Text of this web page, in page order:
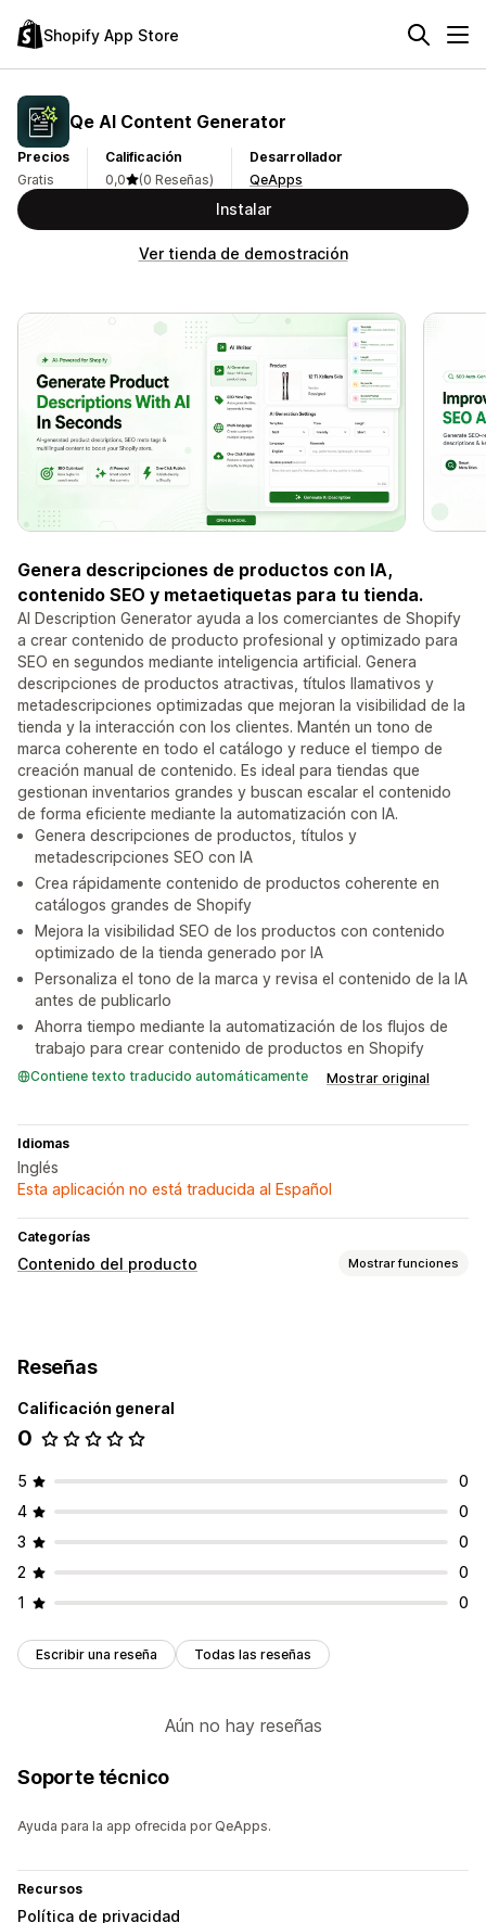
Shopify App Store
Qe AI Content Generator
Precios
Gratis
Calificación
0,0
(0 Reseñas)
Desarrollador
QeApps
Instalar
Ver tienda de demostración
Genera descripciones de productos con IA,
contenido SEO y metaetiquetas para tu tienda.
AI Description Generator ayuda a los comerciantes de Shopify
a crear contenido de producto profesional y optimizado para
SEO en segundos mediante inteligencia artificial. Genera
descripciones de productos atractivas, títulos llamativos y
metadescripciones optimizadas que mejoran la visibilidad de la
tienda y la interacción con los clientes. Mantén un tono de
marca coherente en todo el catálogo y reduce el tiempo de
creación manual de contenido. Es ideal para tiendas que
gestionan inventarios grandes y buscan escalar el contenido
de forma eficiente mediante la automatización con IA.
Genera descripciones de productos, títulos y
metadescripciones SEO con IA
Crea rápidamente contenido de productos coherente en
catálogos grandes de Shopify
Mejora la visibilidad SEO de los productos con contenido
optimizado de la tienda generado por IA
Personaliza el tono de la marca y revisa el contenido de la IA
antes de publicarlo
Ahorra tiempo mediante la automatización de los flujos de
trabajo para crear contenido de productos en Shopify
Contiene texto traducido automáticamente Mostrar original
Idiomas
Inglés
Esta aplicación no está traducida al Español
Categorías
Contenido del producto Mostrar funciones
Generación de IA
Edición masiva
SEO
Investigación de palabras clave
Reseñas
Calificación general
0
5
0
4
0
3
0
2
0
1
0
Escribir una reseña Todas las reseñas
Aún no hay reseñas
Soporte técnico
Ayuda para la app ofrecida por QeApps.
Recursos
Política de privacidad